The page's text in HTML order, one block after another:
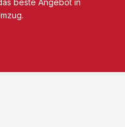
beste Angebot in